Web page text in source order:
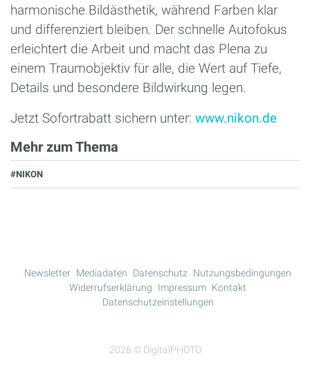
harmonische Bildästhetik, während Farben klar
und differenziert bleiben. Der schnelle Autofokus
erleichtert die Arbeit und macht das Plena zu
einem Traumobjektiv für alle, die Wert auf Tiefe,
Details und besondere Bildwirkung legen.
Jetzt Sofortrabatt sichern unter: www.nikon.de
Mehr zum Thema
#NIKON
2026 © DigitalPHOTO
Newsletter Mediadaten Datenschutz
Nutzungsbedingungen
Widerrufserklärung
Impressum Kontakt
Datenschutzeinstellungen